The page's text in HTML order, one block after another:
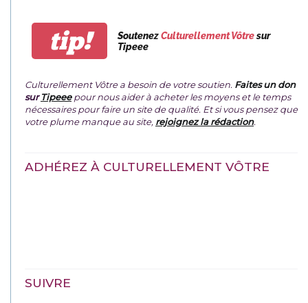
tip! SoutenezCulturellement Vôtresur
Tipeee
Culturellement Vôtre a besoin de votre soutien. Faites un don
surTipeeepour nous aider à acheter les moyens et le temps
nécessaires pour faire un site de qualité. Et si vous pensez que
votre plume manque au site, rejoignez la rédaction.
ADHÉREZ À CULTURELLEMENT VÔTRE
SUIVRE